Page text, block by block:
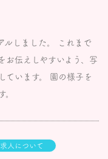
ルしました。 これまで
お伝えしやすいよう、写
ています。 園の様子を
求人について